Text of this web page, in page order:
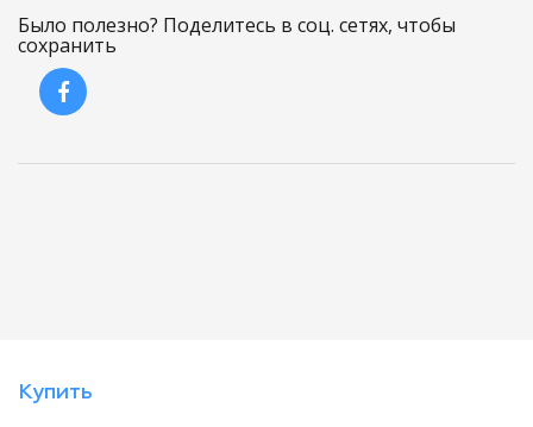
Было полезно? Поделитесь в соц. сетях, чтобы
сохранить
Купить